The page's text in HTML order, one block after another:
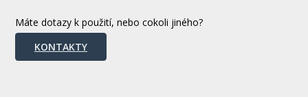
Máte dotazy k použití, nebo cokoli jiného?
KONTAKTY